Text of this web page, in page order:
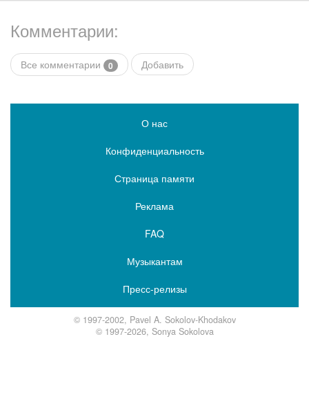
Комментарии:
Все комментарии 0 Добавить
О нас
Конфиденциальность
Страница памяти
Реклама
FAQ
Музыкантам
Пресс-релизы
© 1997-2002, Pavel A. Sokolov-Khodakov
© 1997-2026, Sonya Sokolova